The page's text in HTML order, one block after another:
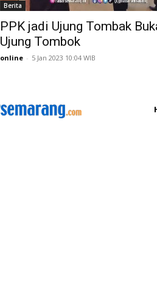
Berita
PPK jadi Ujung Tombak
Ujung Tombok
online - 5 Jan 2023 10:04 WIB